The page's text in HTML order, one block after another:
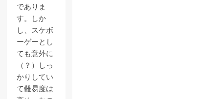
でありま
す。しか
し、スケボ
ーゲーとし
ても意外に
（？）しっ
かりしてい
て難易度は